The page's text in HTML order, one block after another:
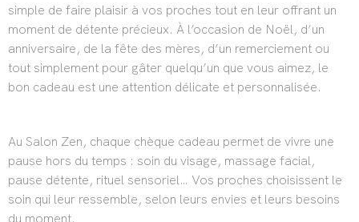
simple de faire plaisir à vos proches tout en leur offrant un
moment de détente précieux. À l’occasion de Noël, d’un
anniversaire, de la fête des mères, d’un remerciement ou
tout simplement pour gâter quelqu’un que vous aimez, le
bon cadeau est une attention délicate et personnalisée.
Au Salon Zen, chaque chèque cadeau permet de vivre une
pause hors du temps : soin du visage, massage facial,
pause détente, rituel sensoriel… Vos proches choisissent le
soin qui leur ressemble, selon leurs envies et leurs besoins
du moment.